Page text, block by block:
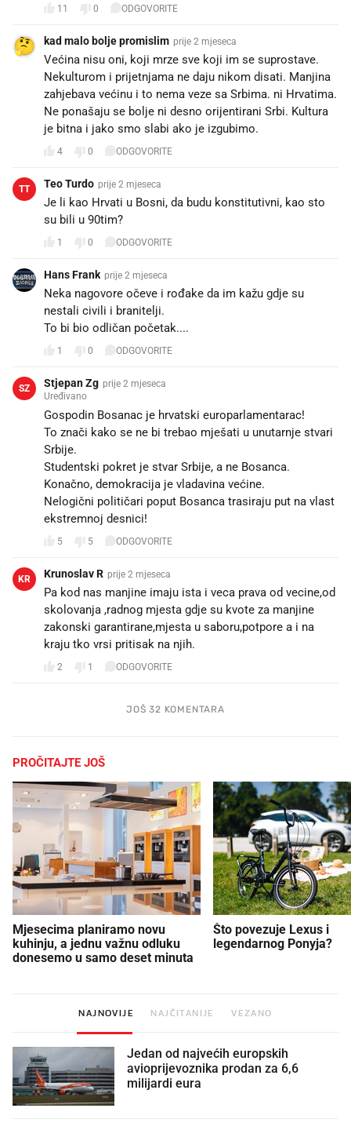
11 0 ODGOVORITE
kad malo bolje promislim prije 2 mjeseca
Većina nisu oni, koji mrze sve koji im se suprostave.
Nekulturom i prijetnjama ne daju nikom disati. Manjina
zahjebava većinu i to nema veze sa Srbima. ni Hrvatima.
Ne ponašaju se bolje ni desno orijentirani Srbi. Kultura
je bitna i jako smo slabi ako je izgubimo.
4 0 ODGOVORITE
TT Teo Turdo prije 2 mjeseca
Je li kao Hrvati u Bosni, da budu konstitutivni, kao sto
su bili u 90tim?
1 0 ODGOVORITE
Hans Frank prije 2 mjeseca
Neka nagovore očeve i rođake da im kažu gdje su
nestali civili i branitelji.
To bi bio odličan početak....
1 0 ODGOVORITE
SZ Stjepan Zg prije 2 mjeseca
Uređivano
Gospodin Bosanac je hrvatski europarlamentarac!
To znači kako se ne bi trebao mješati u unutarnje stvari
Srbije.
Studentski pokret je stvar Srbije, a ne Bosanca.
Konačno, demokracija je vladavina većine.
Nelogični političari poput Bosanca trasiraju put na vlast
ekstremnoj desnici!
5 5 ODGOVORITE
KR Krunoslav R prije 2 mjeseca
Pa kod nas manjine imaju ista i veca prava od vecine,od
skolovanja ,radnog mjesta gdje su kvote za manjine
zakonski garantirane,mjesta u saboru,potpore a i na
kraju tko vrsi pritisak na njih.
2 1 ODGOVORITE
JOŠ 32 KOMENTARA
PROČITAJTE JOŠ
Mjesecima planiramo novu
kuhinju, a jednu važnu odluku
donesemo u samo deset minuta
Što povezuje Lexus i
legendarnog Ponyja?
NAJNOVIJE NAJČITANIJE VEZANO
Jedan od najvećih europskih
avioprijevoznika prodan za 6,6
milijardi eura